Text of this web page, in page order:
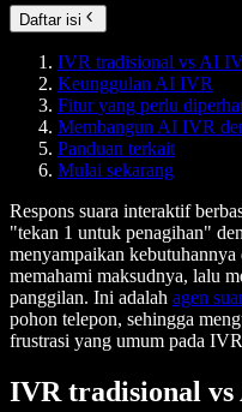
Daftar isi
IVR tradisional vs AI
Keunggulan AI IVR
Fitur yang perlu
Membangun AI IVR
Panduan terkait
Mulai sekarang
Respons suara interaktif
"tekan 1 untuk penagihan"
menyampaikan
memahami maksudnya, lalu
panggilan. Ini adalah agen
pohon telepon, sehingga
frustrasi yang umum pada
IVR tradisional